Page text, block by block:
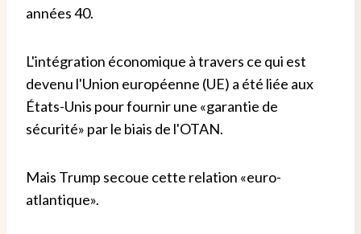
années 40.
L'intégration économique à travers ce qui est
devenu l'Union européenne (UE) a été liée aux
États-Unis pour fournir une «garantie de
sécurité» par le biais de l'OTAN.
Mais Trump secoue cette relation «euro-
atlantique».